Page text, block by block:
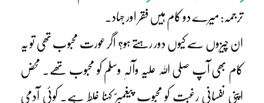
ترجمہ: میرے دو کام ہیں فقر اور جہاد۔
ان چیزوں سے کیوں دور رہتے ہو؟ اگر عورت محبوب تھی تو یہ
کام بھی آپ صلی اللہ علیہ وآلہٖ وسلم کو محبوب تھے۔ محض
اپنی نفسانی رغبت کو محبوبِ پیغمبرؐ کہنا غلط ہے۔ کوئی آدمی